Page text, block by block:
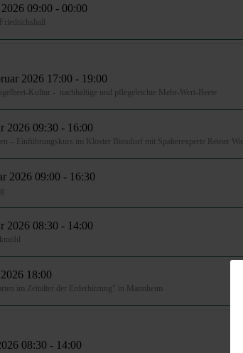
2026 09:00 - 00:00
2026 17:00 - 19:00
Kultur - nachhaltige und pflegeleichte Mehr-Wert-Beete
2026 09:30 - 16:00
– Einführungskurs im Kloster Binsdorf mit Spalierexperte Reiner
2026 09:00 - 16:30
2026 08:30 - 14:00
18:00
im Zeitalter der Erderhitzung" in Mannheim
08:30 - 14:00